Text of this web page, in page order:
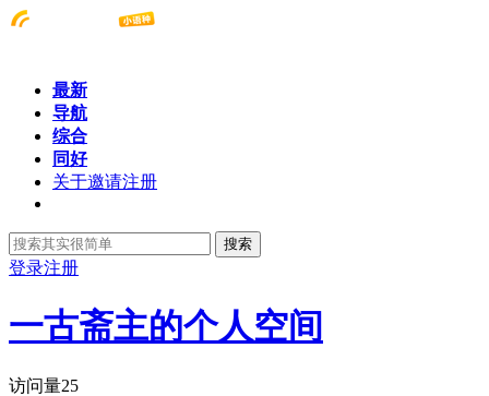
最新
导航
综合
同好
关于邀请注册
搜索
登录注册
一古斋主的个人空间
访问量25